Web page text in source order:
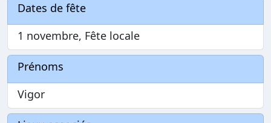
Dates de fête
1 novembre, Fête locale
Prénoms
Vigor